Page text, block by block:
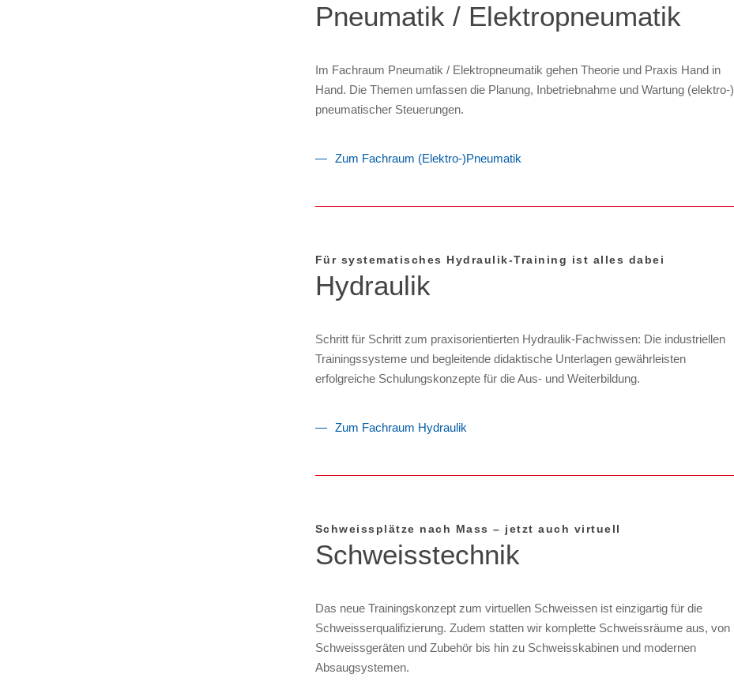
Pneumatik / Elektropneumatik
Im Fachraum Pneumatik / Elektropneumatik gehen Theorie und Praxis Hand in
Hand. Die Themen umfassen die Planung, Inbetriebnahme und Wartung (elektro-)
pneumatischer Steuerungen.
Zum Fachraum (Elektro-)Pneumatik
Für systematisches Hydraulik-Training ist alles dabei
Hydraulik
Schritt für Schritt zum praxisorientierten Hydraulik-Fachwissen: Die industriellen
Trainingssysteme und begleitende didaktische Unterlagen gewährleisten
erfolgreiche Schulungskonzepte für die Aus- und Weiterbildung.
Zum Fachraum Hydraulik
Schweissplätze nach Mass – jetzt auch virtuell
Schweisstechnik
Das neue Trainingskonzept zum virtuellen Schweissen ist einzigartig für die
Schweisserqualifizierung. Zudem statten wir komplette Schweissräume aus, von
Schweissgeräten und Zubehör bis hin zu Schweisskabinen und modernen
Absaugsystemen.